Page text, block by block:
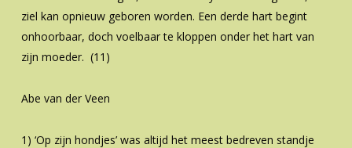
ziel kan opnieuw geboren worden. Een derde hart begint
onhoorbaar, doch voelbaar te kloppen onder het hart van
zijn moeder. (11)
Abe van der Veen
1) ‘Op zijn hondjes’ was altijd het meest bedreven standje